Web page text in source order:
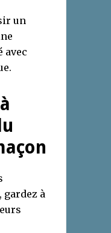
un
avec
gardez à